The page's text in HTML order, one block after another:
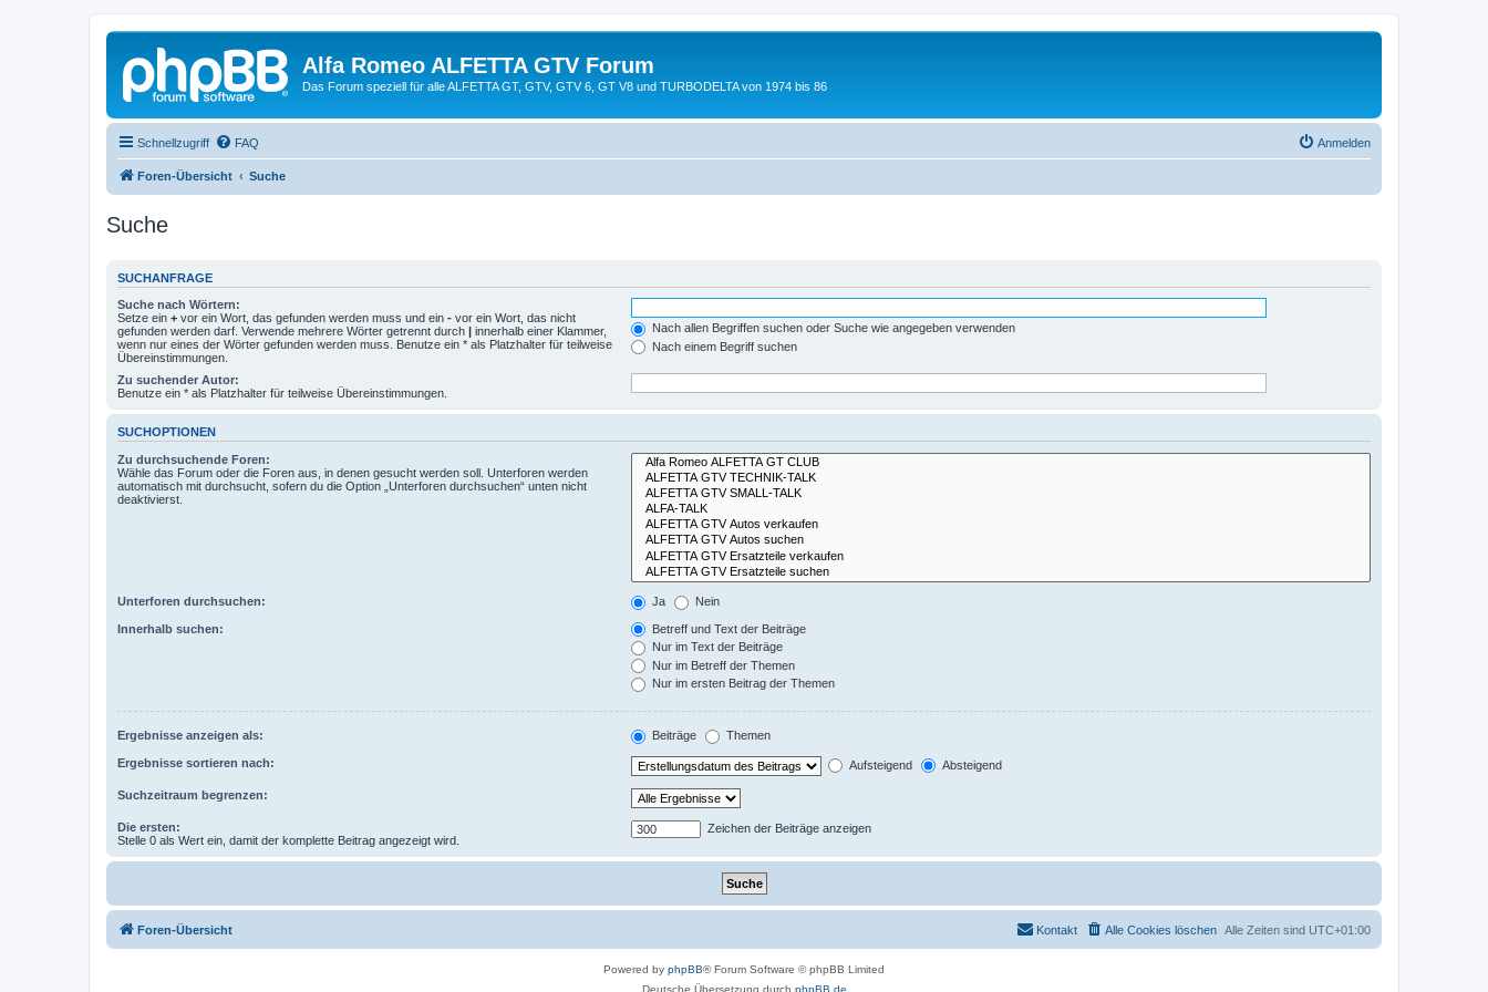
Alfa Romeo ALFETTA GTV Forum
Das Forum speziell für alle ALFETTA GT, GTV, GTV 6, GT V8 und TURBODELTA von 1974 bis 86
Schnellzugriff FAQ Anmelden
Foren-Übersicht Suche
Suche
SUCHANFRAGE
Suche nach Wörtern:
Setze ein + vor ein Wort, das gefunden werden muss und ein - vor ein Wort, das nicht
gefunden werden darf. Verwende mehrere Wörter getrennt durch | innerhalb einer Klammer,
wenn nur eines der Wörter gefunden werden muss. Benutze ein * als Platzhalter für teilweise
Übereinstimmungen.
Nach allen Begriffen suchen oder Suche wie angegeben verwenden
Nach einem Begriff suchen
Zu suchender Autor:
Benutze ein * als Platzhalter für teilweise Übereinstimmungen.
SUCHOPTIONEN
Zu durchsuchende Foren:
Wähle das Forum oder die Foren aus, in denen gesucht werden soll. Unterforen werden
automatisch mit durchsucht, sofern du die Option „Unterforen durchsuchen“ unten nicht
deaktivierst.
Unterforen durchsuchen: Ja Nein
Innerhalb suchen:
Betreff und Text der Beiträge
Nur im Text der Beiträge
Nur im Betreff der Themen
Nur im ersten Beitrag der Themen
Ergebnisse anzeigen als: Beiträge Themen
Ergebnisse sortieren nach: Aufsteigend Absteigend
Suchzeitraum begrenzen:
Die ersten:
Stelle 0 als Wert ein, damit der komplette Beitrag angezeigt wird.
Zeichen der Beiträge anzeigen
Foren-Übersicht Alle Zeiten sind UTC+01:00
Alle Cookies löschen
Kontakt
Powered by phpBB® Forum Software © phpBB Limited
Deutsche Übersetzung durch phpBB.de